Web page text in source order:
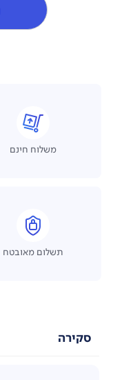
משלוח חינם
תשלום מאובטח
סקירה